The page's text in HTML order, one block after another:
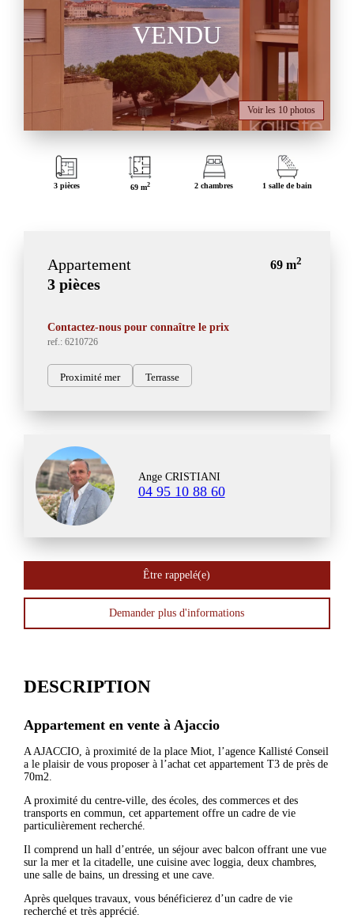
VENDU
Voir les 10 photos
3 pièces 69 m2 2 chambres 1 salle de bain
Appartement 69 m2
3 pièces
Contactez-nous pour connaître le prix
ref.: 6210726
Proximité mer Terrasse
Ange CRISTIANI
04 95 10 88 60
Être rappelé(e)
Demander plus d'informations
DESCRIPTION
Appartement en vente à Ajaccio
A AJACCIO, à proximité de la place Miot, l’agence Kallisté Conseil
a le plaisir de vous proposer à l’achat cet appartement T3 de près de
70m2.
A proximité du centre-ville, des écoles, des commerces et des
transports en commun, cet appartement offre un cadre de vie
particulièrement recherché.
Il comprend un hall d’entrée, un séjour avec balcon offrant une vue
sur la mer et la citadelle, une cuisine avec loggia, deux chambres,
une salle de bains, un dressing et une cave.
Après quelques travaux, vous bénéficierez d’un cadre de vie
recherché et très apprécié.